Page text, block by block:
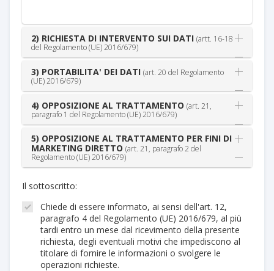
2) RICHIESTA DI INTERVENTO SUI DATI (artt. 16-18
del Regolamento (UE) 2016/679)
3) PORTABILITA' DEI DATI (art. 20 del Regolamento
(UE) 2016/679)
4) OPPOSIZIONE AL TRATTAMENTO (art. 21,
paragrafo 1 del Regolamento (UE) 2016/679)
5) OPPOSIZIONE AL TRATTAMENTO PER FINI DI
MARKETING DIRETTO (art. 21, paragrafo 2 del
Regolamento (UE) 2016/679)
Il sottoscritto:
Chiede di essere informato, ai sensi dell'art. 12,
paragrafo 4 del Regolamento (UE) 2016/679, al più
tardi entro un mese dal ricevimento della presente
richiesta, degli eventuali motivi che impediscono al
titolare di fornire le informazioni o svolgere le
operazioni richieste.